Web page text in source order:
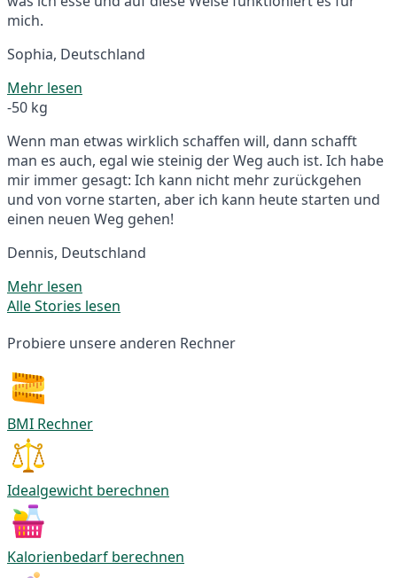
mich.
Sophia, Deutschland
Mehr lesen
-50 kg
Wenn man etwas wirklich schaffen will, dann schafft
man es auch, egal wie steinig der Weg auch ist. Ich habe
mir immer gesagt: Ich kann nicht mehr zurückgehen
und von vorne starten, aber ich kann heute starten und
einen neuen Weg gehen!
Dennis, Deutschland
Mehr lesen
Alle Stories lesen
Probiere unsere anderen Rechner
BMI Rechner
Idealgewicht berechnen
Kalorienbedarf berechnen